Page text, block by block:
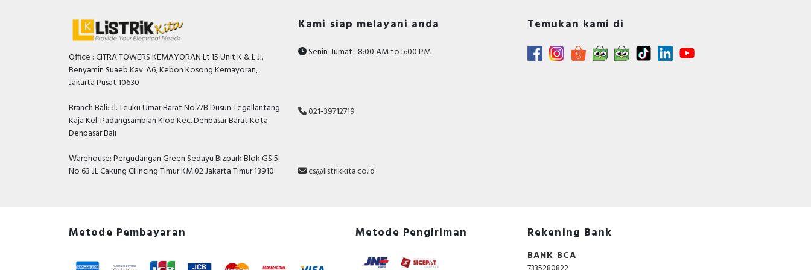
Jenis dan komposisi kontak : 1NO+1NC
Lebar : 40mm
Office : CITRA TOWERS KEMAYORAN Lt.15 Unit K & L Jl.
Benyamin Suaeb Kav. A6, Kebon Kosong Kemayoran,
Jakarta Pusat 10630
Branch Bali: Jl. Teuku Umar Barat No.77B Dusun Tegallantang
Kaja Kel. Padangsambian Klod Kec. Denpasar Barat Kota
Denpasar Bali
Warehouse: Pergudangan Green Sedayu Bizpark Blok GS 5
No 63 JL Cakung CIlincing Timur KM.02 Jakarta Timur 13910
Kami siap melayani anda
Senin-Jumat : 8:00 AM to 5:00 PM
021-39712719
cs@listrikkita.co.id
Temukan kami di
Metode Pembayaran Metode Pengiriman Rekening Bank
BANK BCA